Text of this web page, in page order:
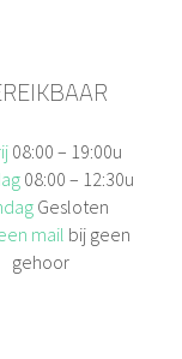
08:00 – 19:00u
08:00 – 12:30u
Gesloten
mail bij geen
gehoor